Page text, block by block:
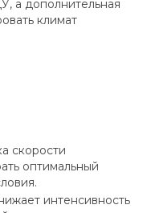
а дополнительная
климат
скорости
оптимальный
интенсивность